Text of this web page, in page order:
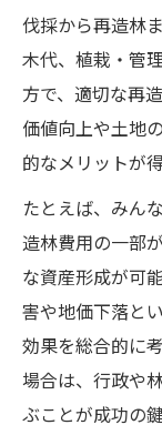
伐採から再造林
木代、植栽・管
方で、適切な再
価値向上や土地
的なメリットが
たとえば、みん
造林費用の一部
な資産形成が可
害や地価下落と
効果を総合的に
場合は、行政や
ぶことが成功の